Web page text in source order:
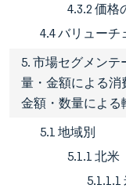
4.3.2 価格
4.4 バリューチ
5. 市場セグメン
量・金額による消
金額・数量による
5.1 地域別
5.1.1 北米
5.1.1.1